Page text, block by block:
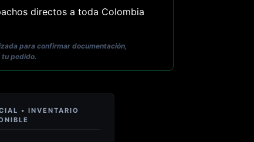
directos a toda Colombia
para confirmar documentación,
pedido.